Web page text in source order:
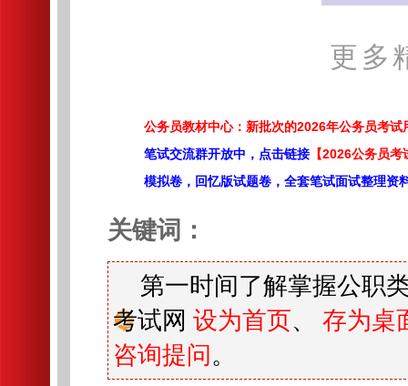
更多
公务员教材中心：新批次的2026年公务员考试
笔试交流群开放中，点击链接 【2026公务员
模拟卷，回忆版试题卷，全套笔试面试整理资
关键词：
第一时间了解掌握公职
考试网 设为首页、 存为桌
咨询提问 。